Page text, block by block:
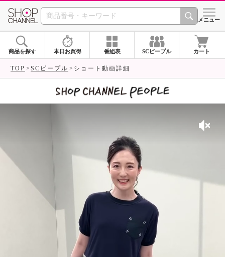
SHOP CHANNEL シメニュー
商品を探す 本日お買得 番組表 SCピープル カート
TOP SCピープル ショート動画詳細